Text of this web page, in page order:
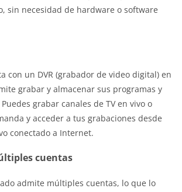
sin necesidad de hardware o software
con un DVR (grabador de video digital) en
grabar y almacenar sus programas y
grabar canales de TV en vivo o
y acceder a tus grabaciones desde
conectado a Internet.
cuentas
admite múltiples cuentas, lo que lo